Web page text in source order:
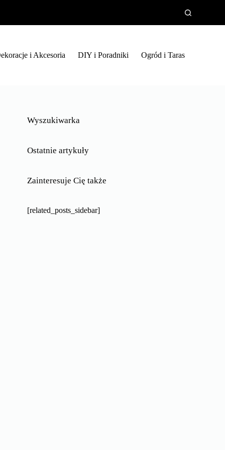
i Akcesoria DIY i Poradniki Ogród i Taras
Wyszukiwarka
Ostatnie artykuły
Zainteresuje Cię także
[related_posts_sidebar]